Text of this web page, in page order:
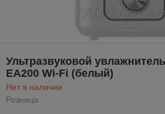
Ультразвуковой
EA200 Wi-Fi (белый)
Нет в наличии
Розница